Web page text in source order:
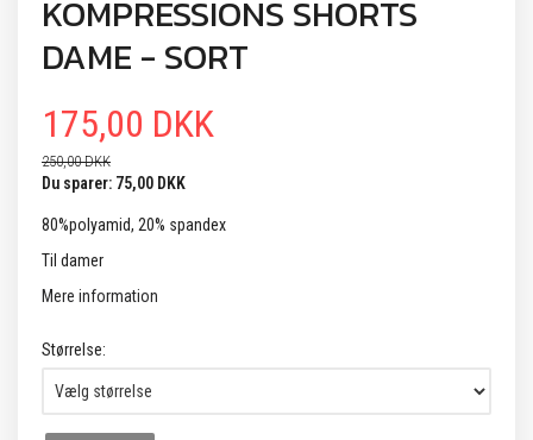
KOMPRESSIONS SHORTS
DAME - SORT
175,00 DKK
250,00 DKK
Du sparer: 75,00 DKK
80%polyamid, 20% spandex
Til damer
Mere information
Størrelse: